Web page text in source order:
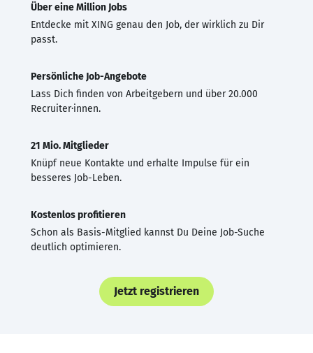
Über eine Million Jobs
Entdecke mit XING genau den Job, der wirklich zu Dir
passt.
Persönliche Job-Angebote
Lass Dich finden von Arbeitgebern und über 20.000
Recruiter·innen.
21 Mio. Mitglieder
Knüpf neue Kontakte und erhalte Impulse für ein
besseres Job-Leben.
Kostenlos profitieren
Schon als Basis-Mitglied kannst Du Deine Job-Suche
deutlich optimieren.
Jetzt registrieren